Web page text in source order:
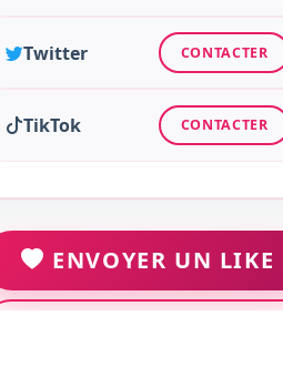
Twitter CONTACTER
TikTok CONTACTER
ENVOYER UN LIKE